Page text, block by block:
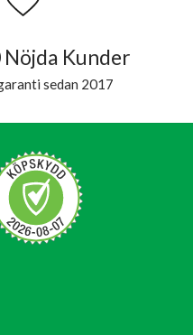
Nöjda Kunder
sedan 2017